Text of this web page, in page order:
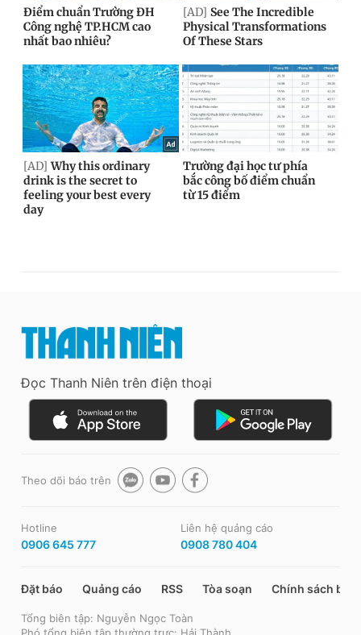
Đọc Thanh Niên trên điện thoại
Theo dõi báo trên
Hotline
0906 645 777
Liên hệ quảng cáo
0908 780 404
Đặt báo Quảng cáo RSS Tòa soạn Chính sách bảo
Tổng biên tập: Nguyễn Ngọc Toàn
Phó tổng biên tập thường trực: Hải Thành